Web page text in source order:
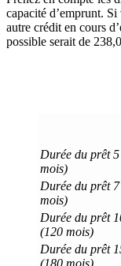
capacité d’emprunt.
autre crédit en cours
possible serait de
Durée du prêt
mois)
Durée du prêt
mois)
Durée du prêt
(120 mois)
Durée du prêt
(180 mois)